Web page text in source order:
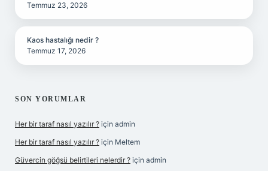
Temmuz 23, 2026
Kaos hastalığı nedir ?
Temmuz 17, 2026
SON YORUMLAR
Her bir taraf nasıl yazılır ? için admin
Her bir taraf nasıl yazılır ? için Meltem
Güvercin göğsü belirtileri nelerdir ? için admin